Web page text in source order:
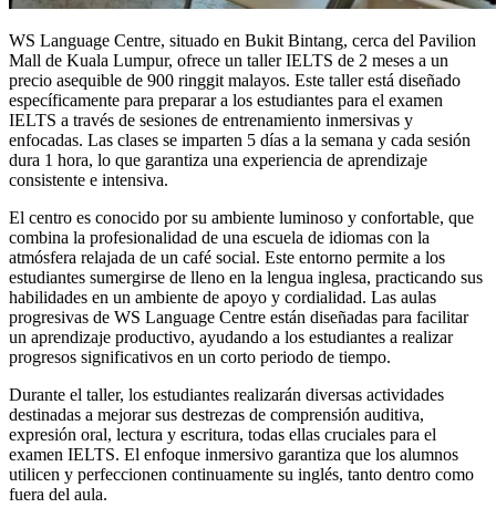
WS Language Centre, situado en Bukit Bintang, cerca del Pavilion
Mall de Kuala Lumpur, ofrece un taller IELTS de 2 meses a un
precio asequible de 900 ringgit malayos. Este taller está diseñado
específicamente para preparar a los estudiantes para el examen
IELTS a través de sesiones de entrenamiento inmersivas y
enfocadas. Las clases se imparten 5 días a la semana y cada sesión
dura 1 hora, lo que garantiza una experiencia de aprendizaje
consistente e intensiva.
El centro es conocido por su ambiente luminoso y confortable, que
combina la profesionalidad de una escuela de idiomas con la
atmósfera relajada de un café social. Este entorno permite a los
estudiantes sumergirse de lleno en la lengua inglesa, practicando sus
habilidades en un ambiente de apoyo y cordialidad. Las aulas
progresivas de WS Language Centre están diseñadas para facilitar
un aprendizaje productivo, ayudando a los estudiantes a realizar
progresos significativos en un corto periodo de tiempo.
Durante el taller, los estudiantes realizarán diversas actividades
destinadas a mejorar sus destrezas de comprensión auditiva,
expresión oral, lectura y escritura, todas ellas cruciales para el
examen IELTS. El enfoque inmersivo garantiza que los alumnos
utilicen y perfeccionen continuamente su inglés, tanto dentro como
fuera del aula.